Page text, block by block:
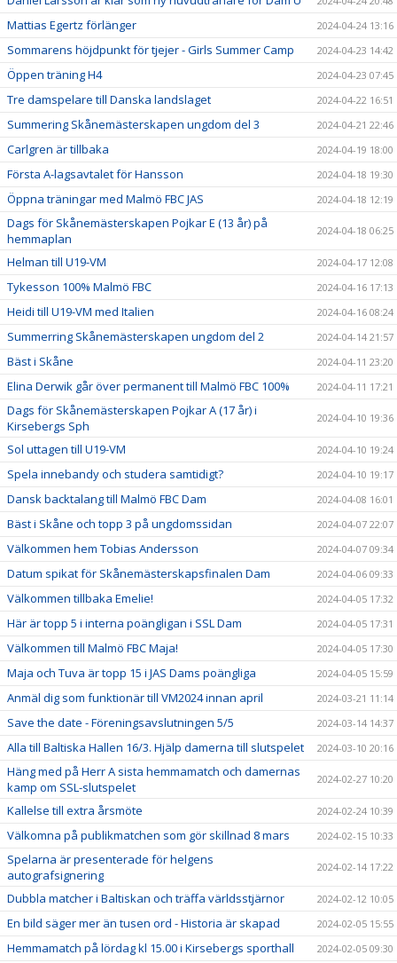
Mattias Egertz förlänger 2024-04-24 13:16
Sommarens höjdpunkt för tjejer - Girls Summer Camp 2024-04-23 14:42
Öppen träning H4 2024-04-23 07:45
Tre damspelare till Danska landslaget 2024-04-22 16:51
Summering Skånemästerskapen ungdom del 3 2024-04-21 22:46
Carlgren är tillbaka 2024-04-19 18:00
Första A-lagsavtalet för Hansson 2024-04-18 19:30
Öppna träningar med Malmö FBC JAS 2024-04-18 12:19
Dags för Skånemästerskapen Pojkar E (13 år) på
hemmaplan
2024-04-18 06:25
Helman till U19-VM 2024-04-17 12:08
Tykesson 100% Malmö FBC 2024-04-16 17:13
Heidi till U19-VM med Italien 2024-04-16 08:24
Summerring Skånemästerskapen ungdom del 2 2024-04-14 21:57
Bäst i Skåne 2024-04-11 23:20
Elina Derwik går över permanent till Malmö FBC 100% 2024-04-11 17:21
Dags för Skånemästerskapen Pojkar A (17 år) i
Kirsebergs Sph
2024-04-10 19:36
Sol uttagen till U19-VM 2024-04-10 19:24
Spela innebandy och studera samtidigt? 2024-04-10 19:17
Dansk backtalang till Malmö FBC Dam 2024-04-08 16:01
Bäst i Skåne och topp 3 på ungdomssidan 2024-04-07 22:07
Välkommen hem Tobias Andersson 2024-04-07 09:34
Datum spikat för Skånemästerskapsfinalen Dam 2024-04-06 09:33
Välkommen tillbaka Emelie! 2024-04-05 17:32
Här är topp 5 i interna poängligan i SSL Dam 2024-04-05 17:31
Välkommen till Malmö FBC Maja! 2024-04-05 17:30
Maja och Tuva är topp 15 i JAS Dams poängliga 2024-04-05 15:59
Anmäl dig som funktionär till VM2024 innan april 2024-03-21 11:14
Save the date - Föreningsavslutningen 5/5 2024-03-14 14:37
Alla till Baltiska Hallen 16/3. Hjälp damerna till slutspelet 2024-03-10 20:16
Häng med på Herr A sista hemmamatch och damernas
kamp om SSL-slutspelet
2024-02-27 10:20
Kallelse till extra årsmöte 2024-02-24 10:39
Välkomna på publikmatchen som gör skillnad 8 mars 2024-02-15 10:33
Spelarna är presenterade för helgens
autografsignering
2024-02-14 17:22
Dubbla matcher i Baltiskan och träffa världsstjärnor 2024-02-12 10:05
En bild säger mer än tusen ord - Historia är skapad 2024-02-05 15:55
Hemmamatch på lördag kl 15.00 i Kirsebergs sporthall 2024-02-05 09:30